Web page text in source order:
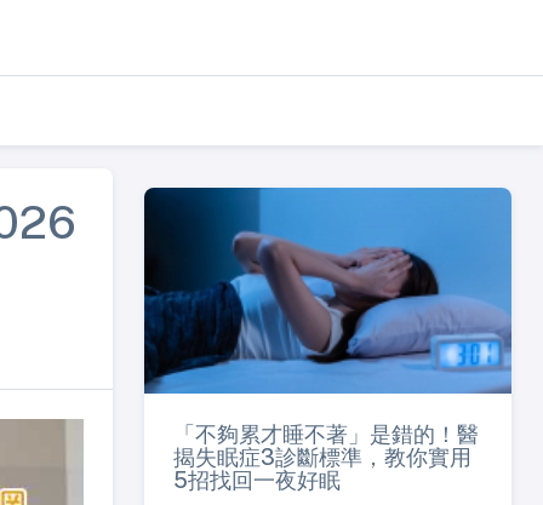
「不夠累才睡不著」是錯的！醫
揭失眠症3診斷標準，教你實用
5招找回一夜好眠